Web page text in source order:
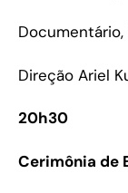
Documentário,
Direção Ariel
20h30
Cerimônia de